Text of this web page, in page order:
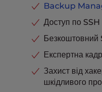
Backup
Доступ по SSH
Безкоштовний
Експертна
Захист від
шкідливого